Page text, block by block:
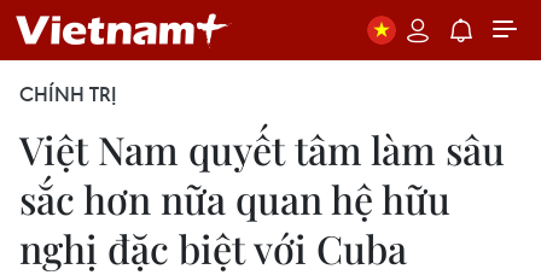
CHÍNH TRỊ
Việt Nam quyết tâm làm sâu
sắc hơn nữa quan hệ hữu
nghị đặc biệt với Cuba